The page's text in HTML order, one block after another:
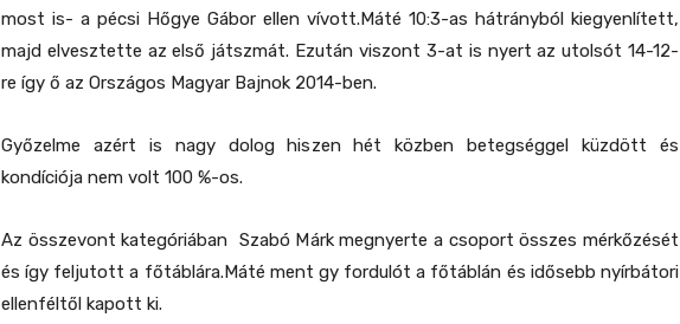
most is- a pécsi Hőgye Gábor ellen vívott.Máté 10:3-as hátrányból kiegyenlített,
majd elvesztette az első játszmát. Ezután viszont 3-at is nyert az utolsót 14-12-
re így ő az Országos Magyar Bajnok 2014-ben.
Győzelme azért is nagy dolog hiszen hét közben betegséggel küzdött és
kondíciója nem volt 100 %-os.
Az összevont kategóriában Szabó Márk megnyerte a csoport összes mérkőzését
és így feljutott a főtáblára.Máté ment gy fordulót a főtáblán és idősebb nyírbátori
ellenféltől kapott ki.